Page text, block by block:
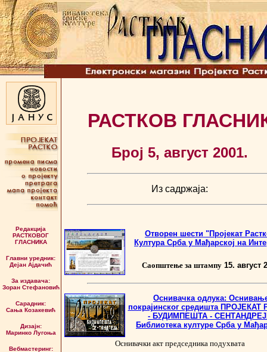
Редакција
РАСТКОВОГ
ГЛАСНИКА
Главни уредник:
Дејан Ајдачић
За издавача:
Зоран Стефановић
Сарадник:
Сања Козакевић
Дизајн:
Маринко Лугоња
Вебмастеринг:
РАСТКОВ
Број 5, август 2001.
Из садржаја:
Отворен шести "Пројекат
Култура Срба у Мађарској на
Саопштење за штампу 15. август
Оснивачка одлука:
покрајинског средишта ПРОЈЕКАТ
- БУДИМПЕШТА -
Библиотека културе Срба у
Оснивачки акт председника подухвата